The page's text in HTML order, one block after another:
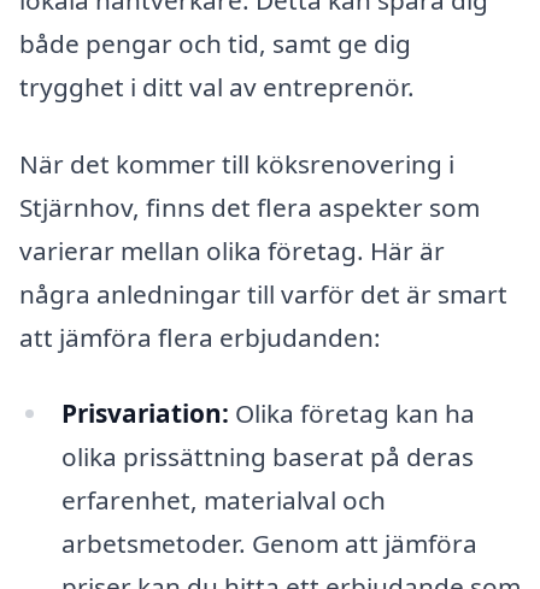
både pengar och tid, samt ge dig
trygghet i ditt val av entreprenör.
När det kommer till köksrenovering i
Stjärnhov, finns det flera aspekter som
varierar mellan olika företag. Här är
några anledningar till varför det är smart
att jämföra flera erbjudanden:
Prisvariation: Olika företag kan ha
olika prissättning baserat på deras
erfarenhet, materialval och
arbetsmetoder. Genom att jämföra